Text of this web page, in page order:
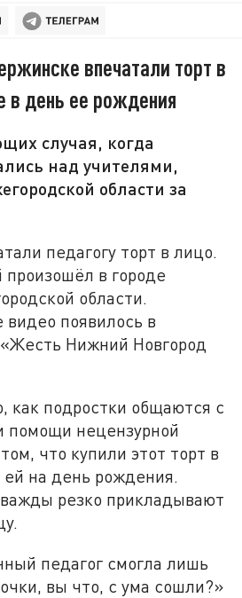
впечатали торт в
в день ее рождения
случая, когда
над учителями,
области за
педагогу торт в лицо.
в городе
области.
появилось в
Нижний Новгород
как подростки общаются с
помощи нецензурной
что купили этот торт в
ей на день рождения.
резко прикладывают
педагог смогла лишь
вы что, с ума сошли?»